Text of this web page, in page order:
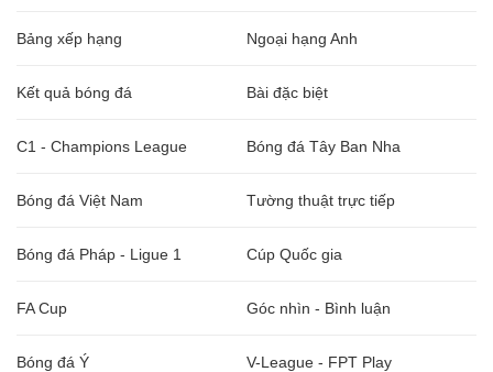
Bảng xếp hạng Ngoại hạng Anh
Kết quả bóng đá Bài đặc biệt
C1 - Champions League Bóng đá Tây Ban Nha
Bóng đá Việt Nam Tường thuật trực tiếp
Bóng đá Pháp - Ligue 1 Cúp Quốc gia
FA Cup Góc nhìn - Bình luận
Bóng đá Ý V-League - FPT Play